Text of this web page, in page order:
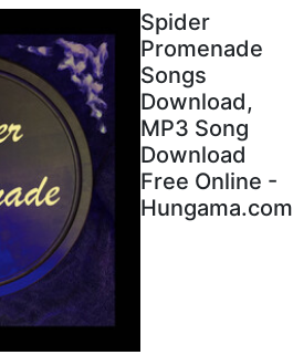
Spider
Promenade
Songs
Download,
MP3 Song
Download
Free Online -
Hungama.com